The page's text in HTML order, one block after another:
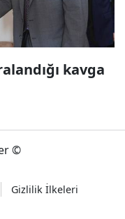
kavga
©
Gizlilik İlkeleri